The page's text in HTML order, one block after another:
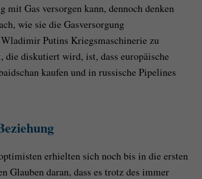
mit Gas versorgen kann, dennoch denken
wie sie die Gasversorgung
Putins Kriegsmaschinerie zu
diskutiert wird, ist, dass europäische
kaufen und in russische Pipelines
erhielten sich noch bis in die ersten
Glauben daran, dass es trotz des immer